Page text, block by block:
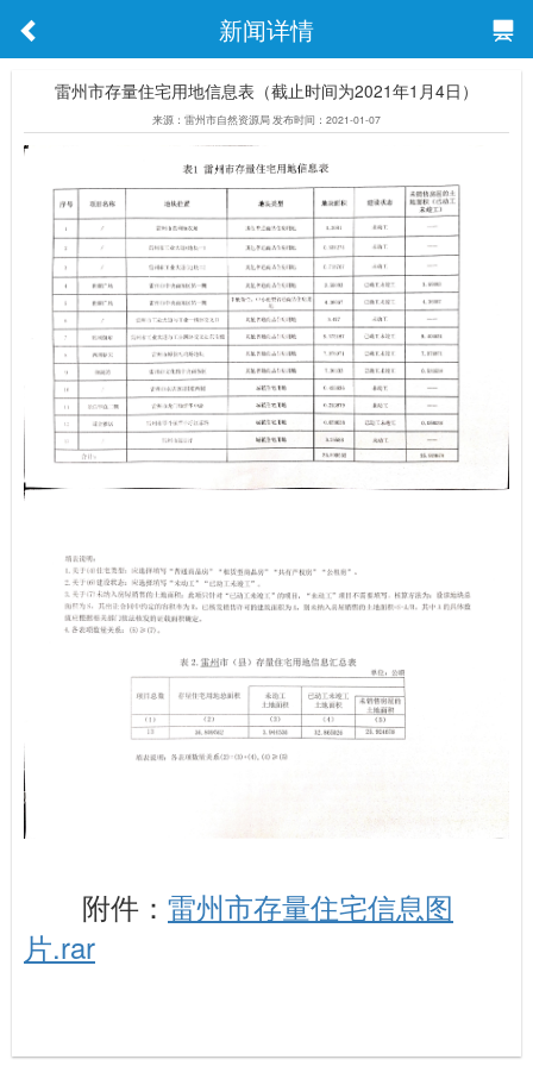
新闻详情
雷州市存量住宅用地信息表（截止时间为2021年1月4日）
来源：雷州市自然资源局 发布时间：2021-01-07
附件： 雷州市存量住宅信息图
片.rar